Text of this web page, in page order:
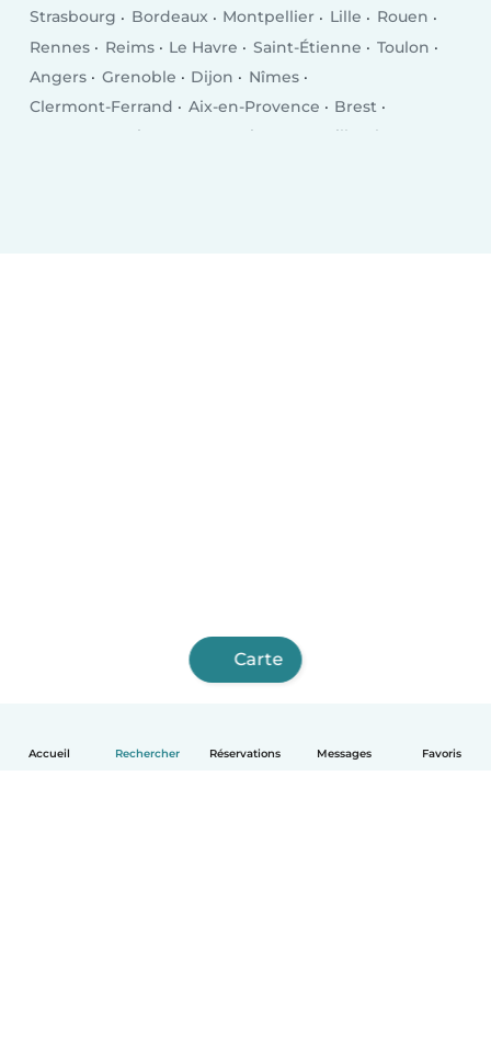
Accueil Rechercher Réservations Messages Favoris
Strasbourg
Bordeaux Montpellier Lille
Rouen
Rennes
Reims Le Havre Saint-Étienne
Toulon
Angers
Grenoble Dijon
Nîmes
Clermont-Ferrand
Aix-en-Provence
Brest
Amiens Limoges
Villeurbanne
Carte